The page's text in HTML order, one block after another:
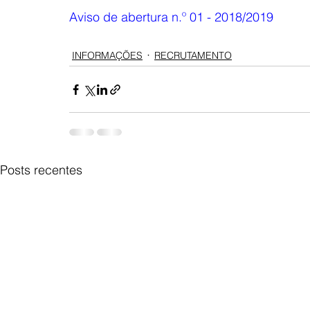
Aviso de abertura n.º 01 - 2018/2019
INFORMAÇÕES RECRUTAMENTO
Posts recentes